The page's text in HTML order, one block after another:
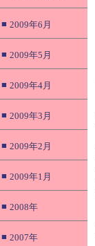
■ 2009年6月
■ 2009年5月
■ 2009年4月
■ 2009年3月
■ 2009年2月
■ 2009年1月
■ 2008年
■ 2007年